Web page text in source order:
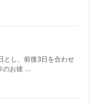
とし、前後3日を合わせ
のお彼 ...